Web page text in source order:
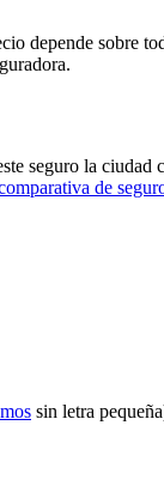
depende sobre
seguro la ciudad
de
sin letra